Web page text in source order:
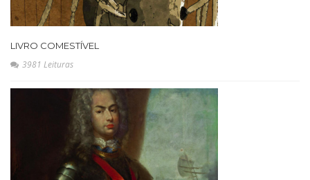
LIVRO COMESTÍVEL
3981 Leituras